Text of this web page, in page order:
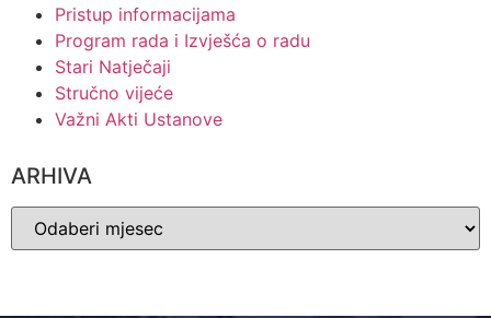
Pristup informacijama
Program rada i Izvješća o radu
Stari Natječaji
Stručno vijeće
Važni Akti Ustanove
ARHIVA